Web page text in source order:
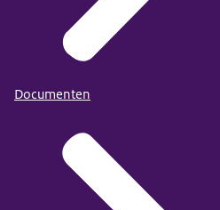
Documenten